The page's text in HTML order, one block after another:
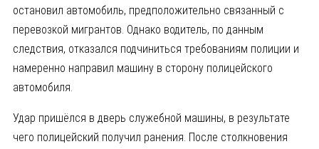
остановил автомобиль, предположительно связанный с
перевозкой мигрантов. Однако водитель, по данным
следствия, отказался подчиниться требованиям полиции и
намеренно направил машину в сторону полицейского
автомобиля.
Удар пришёлся в дверь служебной машины, в результате
чего полицейский получил ранения. После столкновения